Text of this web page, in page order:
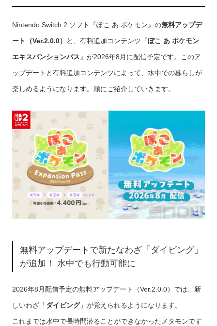
Nintendo Switch 2 ソフト『ぽこ あ ポケモン』の無料アップデ
ート（Ver.2.0.0） と、有料追加コンテンツ『ぽこ あ ポケモン
エキスパンションパス 』が2026年8月に配信予定です。このア
ップデートと有料追加コンテンツによって、水中での暮らしが
楽しめるようになります。順にご紹介していきます。
無料アップデートで新たなわざ「ダイビング」
が追加！ 水中でも行動可能に
2026年8月配信予定の無料アップデート（Ver.2.0.0）では、新
しいわざ「ダイビング」が覚えられるようになります。
これまでは水中で長時間潜ることができなかったメタモンです